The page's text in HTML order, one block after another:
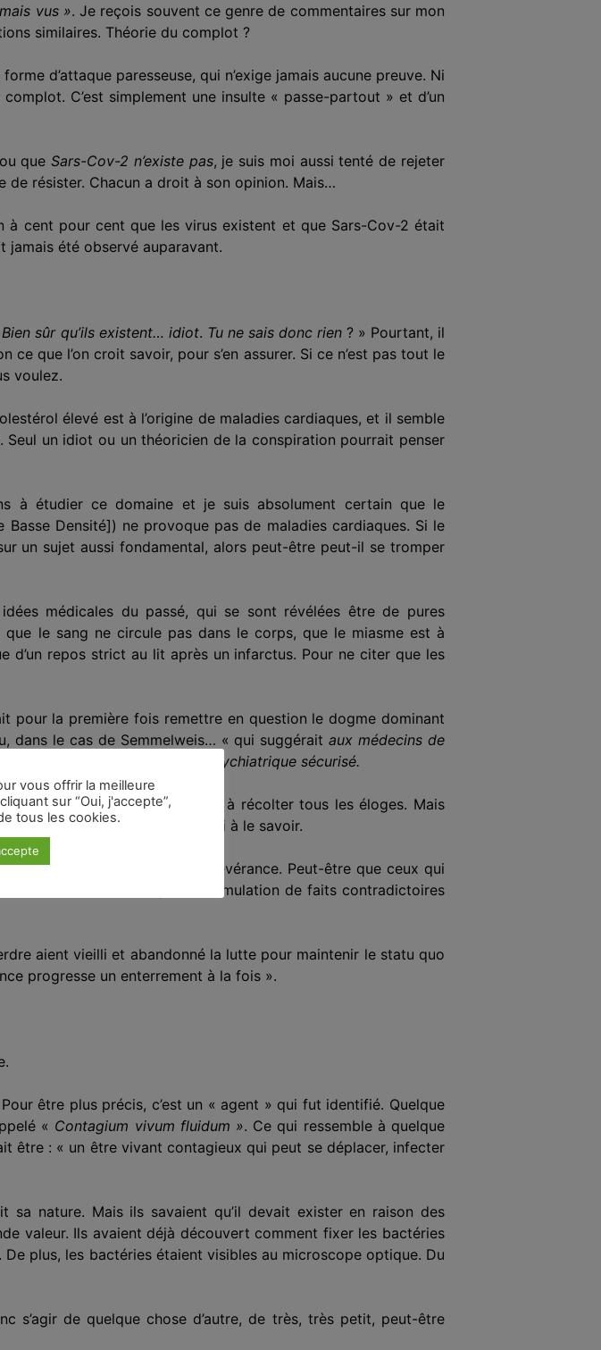
vus ». Je reçois souvent ce genre de commentaires sur mon
similaires. Théorie du complot ?
d’attaque paresseuse, qui n’exige jamais aucune preuve. Ni
complot. C’est simplement une insulte « passe-partout » et d’un
ou queSars-Cov-2 n’existe pas, je suis moi aussi tenté de rejeter
de résister. Chacun a droit à son opinion. Mais…
à cent pour cent que les virus existent et que Sars-Cov-2 était
jamais été observé auparavant.
Bien sûr qu’ils existent… idiot. Tu ne sais donc rien ? » Pourtant, il
que l’on croit savoir, pour s’en assurer. Si ce n’est pas tout le
voulez.
élevé est à l’origine de maladies cardiaques, et il semble
Seul un idiot ou un théoricien de la conspiration pourrait penser
à étudier ce domaine et je suis absolument certain que le
Basse Densité]) ne provoque pas de maladies cardiaques. Si le
un sujet aussi fondamental, alors peut-être peut-il se tromper
médicales du passé, qui se sont révélées être de pures
le sang ne circule pas dans le corps, que le miasme est à
d’un repos strict au lit après un infarctus. Pour ne citer que les
pour la première fois remettre en question le dogme dominant
dans le cas de Semmelweis… « qui suggérait aux médecins de
à mort dans un hôpital psychiatrique sécurisé.
les choses. Qui réussit alors à récolter tous les éloges. Mais
? Je n’ai jamais vraiment réussi à le savoir.
de temps et de persévérance. Peut-être que ceux qui
Peut-être que l’
accumulation de faits contradictoires
aient vieilli et abandonné la lutte pour maintenir le statu quo
progresse un enterrement à la fois ».
être plus précis, c’est un « agent » qui fut identifié. Quelque
« Contagium vivum fluidum ». Ce qui ressemble à quelque
être : « un être vivant contagieux qui peut se déplacer, infecter
sa nature. Mais ils savaient qu’il devait exister en raison des
valeur. Ils avaient déjà découvert comment fixer les bactéries
. De plus, les bactéries étaient visibles au microscope optique. Du
de quelque chose d’autre, de très, très petit, peut-être
vous offrir la meilleure
sur “Oui, j'accepte”,
tous les cookies.